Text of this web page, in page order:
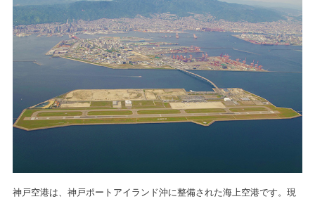
神戸空港は、神戸ポートアイランド沖に整備された海上空港です。現